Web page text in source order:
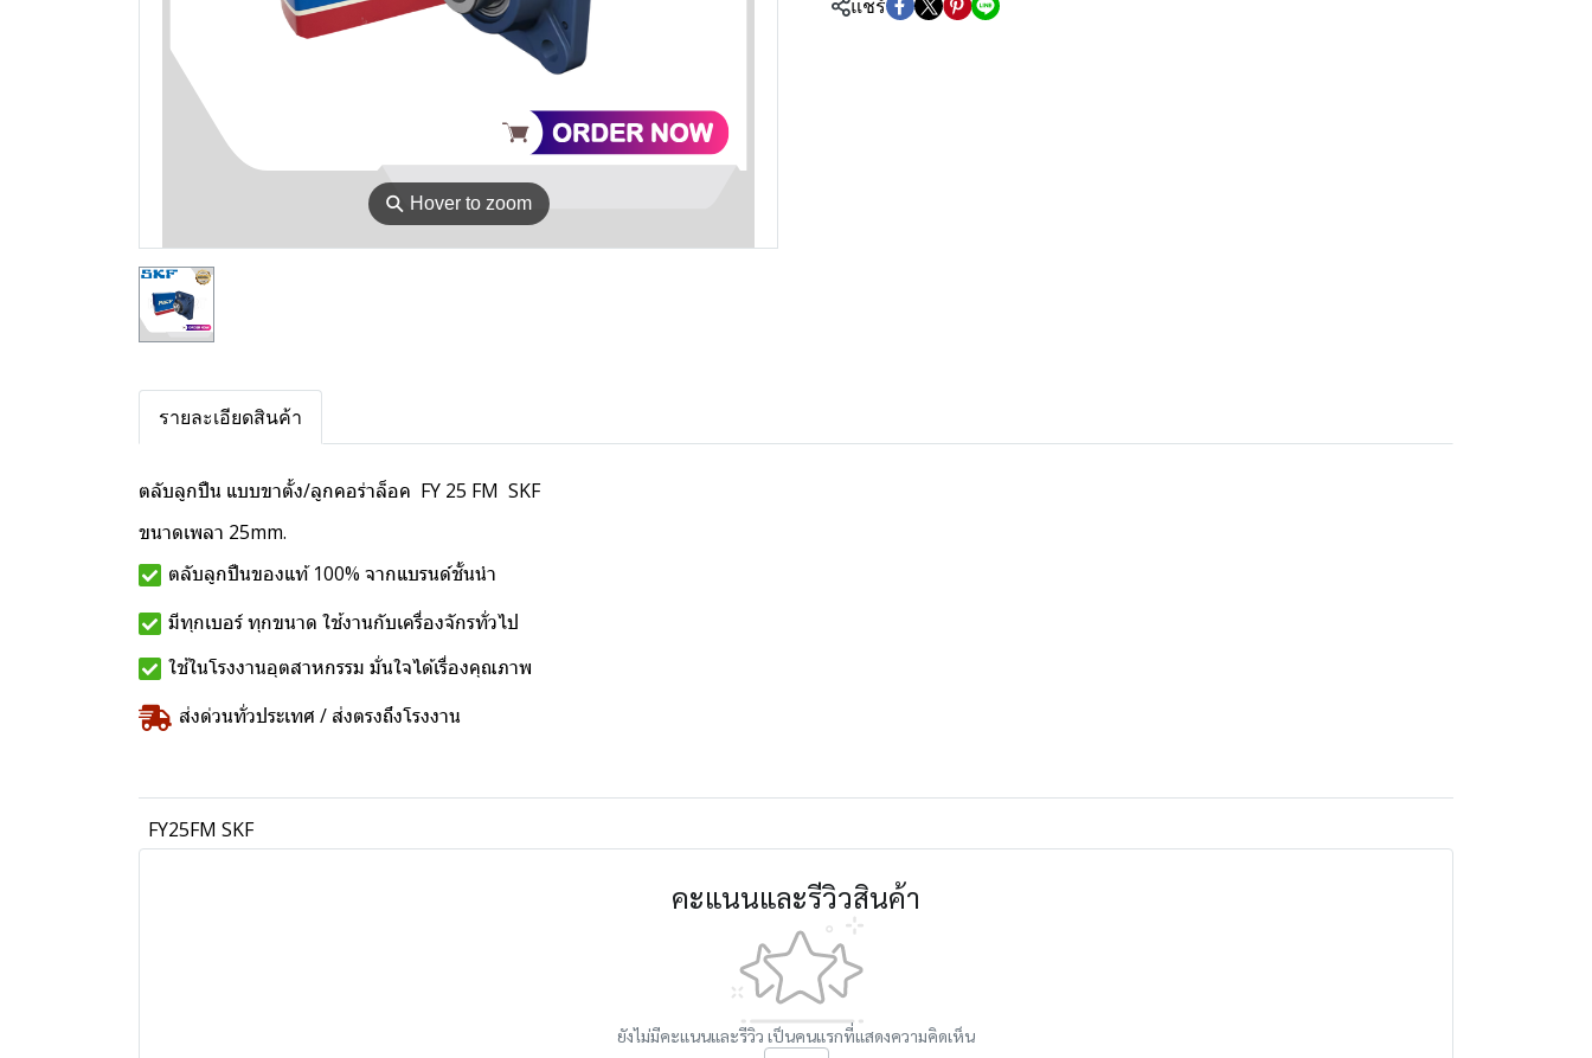
⚲ Hover to zoom
แชร์
รายละเอียดสินค้า
ตลับลูกปืน แบบขาตั้ง/ลูกคอร่าล็อค FY 25 FM SKF
ขนาดเพลา 25mm.
ตลับลูกปืนของแท้ 100% จากแบรนด์ชั้นนำ
มีทุกเบอร์ ทุกขนาด ใช้งานกับเครื่องจักรทั่วไป
ใช้ในโรงงานอุตสาหกรรม มั่นใจได้เรื่องคุณภาพ
ส่งด่วนทั่วประเทศ / ส่งตรงถึงโรงงาน
FY25FM SKF
คะแนนและรีวิวสินค้า
ยังไม่มีคะแนนและรีวิว เป็นคนแรกที่แสดงความคิดเห็น